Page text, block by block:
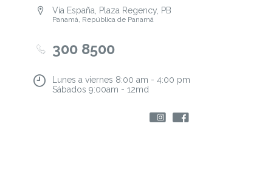
Vía España, Plaza Regency, PB
Panamá, República de Panamá
300 8500
Lunes a viernes 8:00 am - 4:00 pm
Sábados 9:00am - 12md